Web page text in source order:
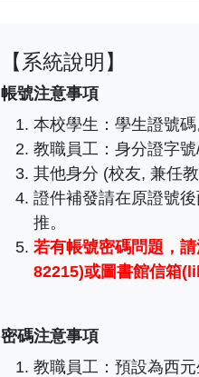
【系統說明】
帳號注意事項
本校學生：學生證號碼
教職員工 ：身分證字號
其他身分 (校友, 兼任
證件補發請在原證號
推。
若有帳號密碼問題，
82215)或圖書館信箱
密碼注意事項
教職員工：預設為西